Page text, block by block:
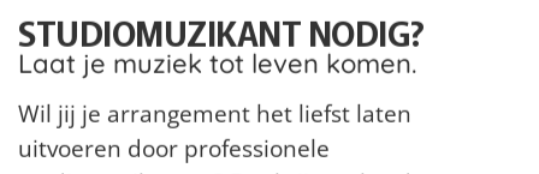
Laat je muziek tot leven komen.
Wil jij je arrangement het liefst laten
uitvoeren door professionele
studiomuzikanten? Dankzij ons brede